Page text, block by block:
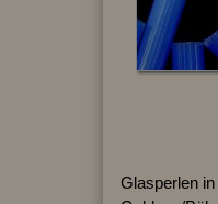
Glasperlen